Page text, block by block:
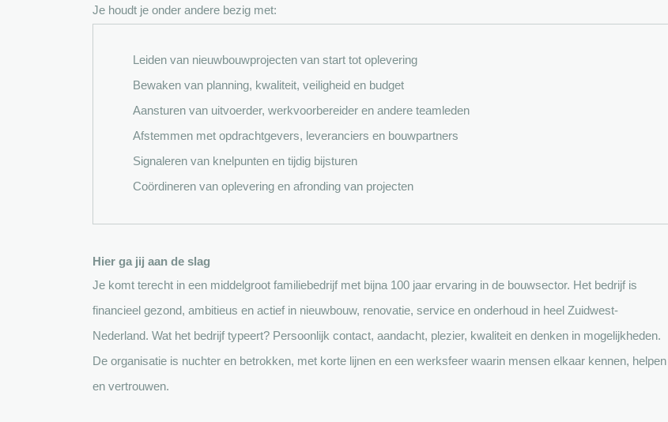
Je houdt je onder andere bezig met:
Leiden van nieuwbouwprojecten van start tot oplevering
Bewaken van planning, kwaliteit, veiligheid en budget
Aansturen van uitvoerder, werkvoorbereider en andere teamleden
Afstemmen met opdrachtgevers, leveranciers en bouwpartners
Signaleren van knelpunten en tijdig bijsturen
Coördineren van oplevering en afronding van projecten
Hier ga jij aan de slag
Je komt terecht in een middelgroot familiebedrijf met bijna 100 jaar ervaring in de bouwsector. Het bedrijf is
financieel gezond, ambitieus en actief in nieuwbouw, renovatie, service en onderhoud in heel Zuidwest-
Nederland. Wat het bedrijf typeert? Persoonlijk contact, aandacht, plezier, kwaliteit en denken in mogelijkheden.
De organisatie is nuchter en betrokken, met korte lijnen en een werksfeer waarin mensen elkaar kennen, helpen
en vertrouwen.